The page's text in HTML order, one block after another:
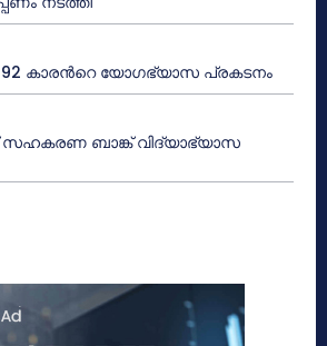
92 കാരൻറെ യോഗഭ്യാസ പ്രകടനം
സഹകരണ ബാങ്ക് വിദ്യാഭ്യാസ